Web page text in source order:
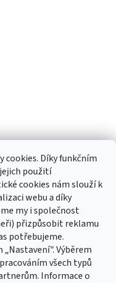
cookies. Díky funkčním
použití
cookies nám slouží k
webu a díky
my i společnost
přizpůsobit reklamu
potřebujeme.
Výběrem
všech typů
Informace o
informace o nových